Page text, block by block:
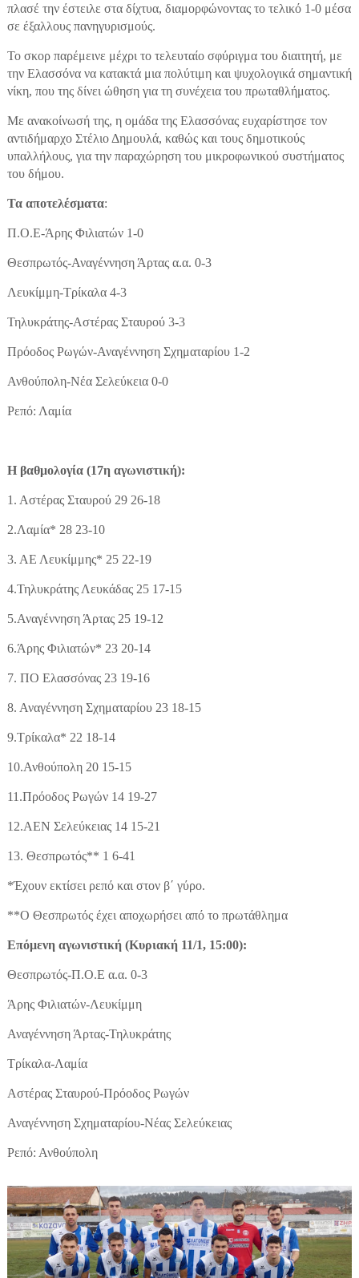
πλασέ την έστειλε στα δίχτυα, διαμορφώνοντας το τελικό 1-0 μέσα
σε έξαλλους πανηγυρισμούς.
Το σκορ παρέμεινε μέχρι το τελευταίο σφύριγμα του διαιτητή, με
την Ελασσόνα να κατακτά μια πολύτιμη και ψυχολογικά σημαντική
νίκη, που της δίνει ώθηση για τη συνέχεια του πρωταθλήματος.
Με ανακοίνωσή της, η ομάδα της Ελασσόνας ευχαρίστησε τον
αντιδήμαρχο Στέλιο Δημουλά, καθώς και τους δημοτικούς
υπαλλήλους, για την παραχώρηση του μικροφωνικού συστήματος
του δήμου.
Τα αποτελέσματα:
Π.Ο.Ε-Άρης Φιλιατών 1-0
Θεσπρωτός-Αναγέννηση Άρτας α.α. 0-3
Λευκίμμη-Τρίκαλα 4-3
Τηλυκράτης-Αστέρας Σταυρού 3-3
Πρόοδος Ρωγών-Αναγέννηση Σχηματαρίου 1-2
Ανθούπολη-Νέα Σελεύκεια 0-0
Ρεπό: Λαμία
Η βαθμολογία (17η αγωνιστική):
1. Αστέρας Σταυρού 29 26-18
2.Λαμία* 28 23-10
3. ΑΕ Λευκίμμης* 25 22-19
4.Τηλυκράτης Λευκάδας 25 17-15
5.Αναγέννηση Άρτας 25 19-12
6.Άρης Φιλιατών* 23 20-14
7. ΠΟ Ελασσόνας 23 19-16
8. Αναγέννηση Σχηματαρίου 23 18-15
9.Τρίκαλα* 22 18-14
10.Ανθούπολη 20 15-15
11.Πρόοδος Ρωγών 14 19-27
12.ΑΕΝ Σελεύκειας 14 15-21
13. Θεσπρωτός** 1 6-41
*Έχουν εκτίσει ρεπό και στον β΄ γύρο.
**Ο Θεσπρωτός έχει αποχωρήσει από το πρωτάθλημα
Επόμενη αγωνιστική (Κυριακή 11/1, 15:00):
Θεσπρωτός-Π.Ο.Ε α.α. 0-3
Άρης Φιλιατών-Λευκίμμη
Αναγέννηση Άρτας-Τηλυκράτης
Τρίκαλα-Λαμία
Αστέρας Σταυρού-Πρόοδος Ρωγών
Αναγέννηση Σχηματαρίου-Νέας Σελεύκειας
Ρεπό: Ανθούπολη